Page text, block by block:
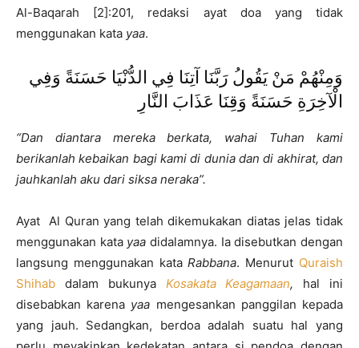
Al-Baqarah [2]:201, redaksi ayat doa yang tidak
menggunakan kata yaa.
وَمِنْهُمْ مَنْ يَقُولُ رَبَّنَا آتِنَا فِي الدُّنْيَا حَسَنَةً وَفِي
الْآخِرَةِ حَسَنَةً وَقِنَا عَذَابَ النَّارِ
“Dan diantara mereka berkata, wahai Tuhan kami
berikanlah kebaikan bagi kami di dunia dan di akhirat, dan
jauhkanlah aku dari siksa neraka”.
Ayat Al Quran yang telah dikemukakan diatas jelas tidak
menggunakan kata yaa didalamnya. Ia disebutkan dengan
langsung menggunakan kataRabbana. Menurut Quraish
Shihab dalam bukunya Kosakata Keagamaan, hal ini
disebabkan karena yaa mengesankan panggilan kepada
yang jauh. Sedangkan, berdoa adalah suatu hal yang